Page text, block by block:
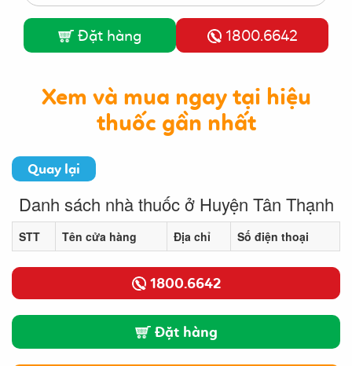
Đặt hàng 1800.6642
Xem và mua ngay tại hiệu
thuốc gần nhất
Quay lại
Danh sách nhà thuốc ở Huyện Tân Thạnh
STT Tên cửa hàng Địa chỉ Số điện thoại
1800.6642
Đặt hàng